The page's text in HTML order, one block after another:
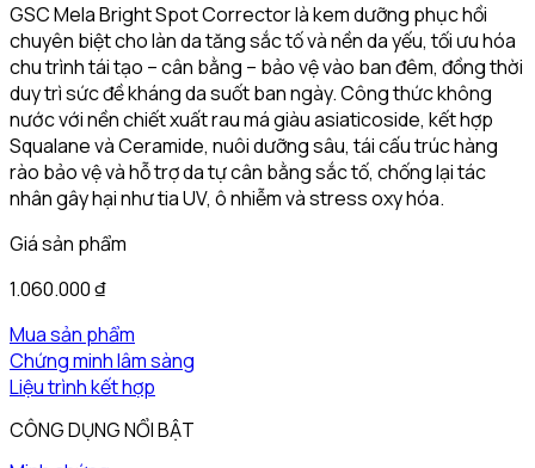
GSC Mela Bright Spot Corrector là kem dưỡng phục hồi
chuyên biệt cho làn da tăng sắc tố và nền da yếu, tối ưu hóa
chu trình tái tạo – cân bằng – bảo vệ vào ban đêm, đồng thời
duy trì sức đề kháng da suốt ban ngày. Công thức không
nước với nền chiết xuất rau má giàu asiaticoside, kết hợp
Squalane và Ceramide, nuôi dưỡng sâu, tái cấu trúc hàng
rào bảo vệ và hỗ trợ da tự cân bằng sắc tố, chống lại tác
nhân gây hại như tia UV, ô nhiễm và stress oxy hóa.
Giá sản phẩm
1.060.000₫
Mua sản phẩm
Chứng minh lâm sàng
Liệu trình kết hợp
CÔNG DỤNG NỔI BẬT